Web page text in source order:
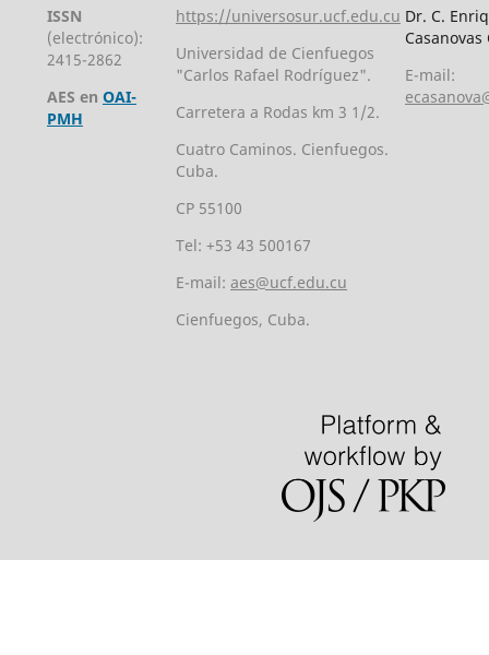
ISSN
(electrónico):
2415-2862
AES en OAI-
PMH
https://universosur.ucf.edu.cu
Universidad de Cienfuegos
"Carlos Rafael Rodríguez".
Carretera a Rodas km 3 1/2.
Cuatro Caminos. Cienfuegos.
Cuba.
CP 55100
Tel: +53 43 500167
E-mail: aes@ucf.edu.cu
Cienfuegos, Cuba.
Dr. C.
Casanovas
E-mail: